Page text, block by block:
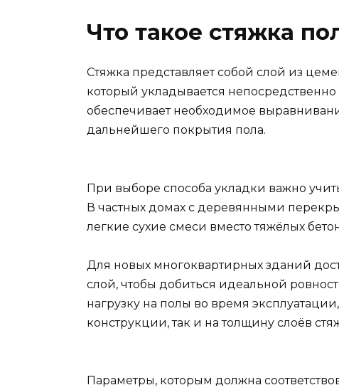
Что такое стяжка
Стяжка представляет собой слой из
который укладывается
обеспечивает необходимое
дальнейшего покрытия пола.
При выборе способа укладки важно
В частных домах с деревянными
легкие сухие смеси вместо тяжёлых
Для новых многоквартирных зданий
слой, чтобы добиться идеальной
нагрузку на полы во время
конструкции, так и на толщину слоёв
Параметры, которым должна